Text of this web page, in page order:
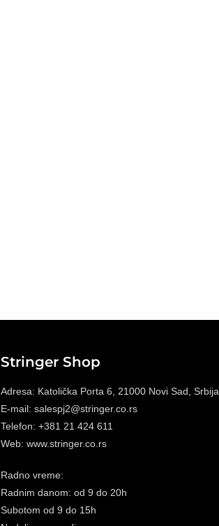
Stringer Shop
Adresa: Katolička Porta 6, 21000 Novi Sad, Srbija
E-mail: salespj2@stringer.co.rs
Telefon: +381 21 424 611
Web: www.stringer.co.rs
Radno vreme:
Radnim danom: od 9 do 20h
Subotom od 9 do 15h